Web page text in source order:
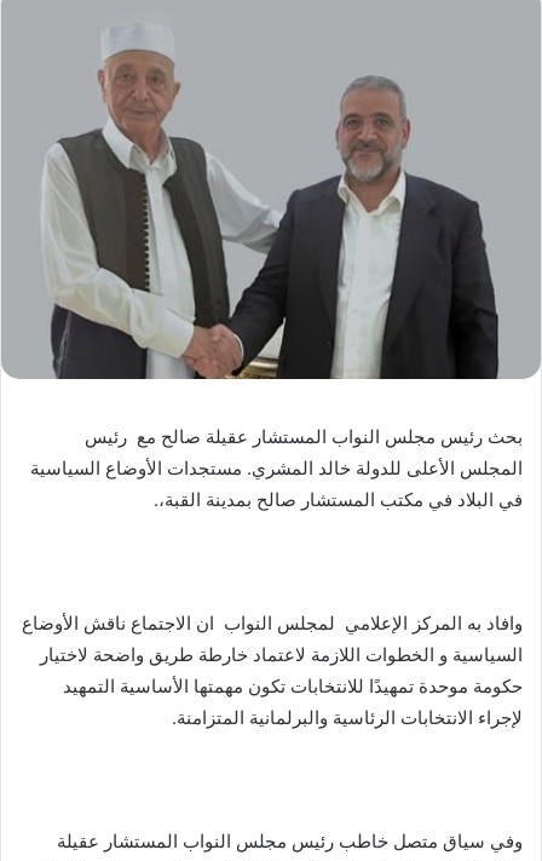
بحث رئيس مجلس النواب المستشار عقيلة صالح مع رئيس
المجلس الأعلى للدولة خالد المشري. مستجدات الأوضاع السياسية
في البلاد في مكتب المستشار صالح بمدينة القبة،.
وافاد به المركز الإعلامي لمجلس النواب ان الاجتماع ناقش الأوضاع
السياسية و الخطوات اللازمة لاعتماد خارطة طريق واضحة لاختيار
حكومة موحدة تمهيدًا للانتخابات تكون مهمتها الأساسية التمهيد
لإجراء الانتخابات الرئاسية والبرلمانية المتزامنة.
وفي سياق متصل خاطب رئيس مجلس النواب المستشار عقيلة